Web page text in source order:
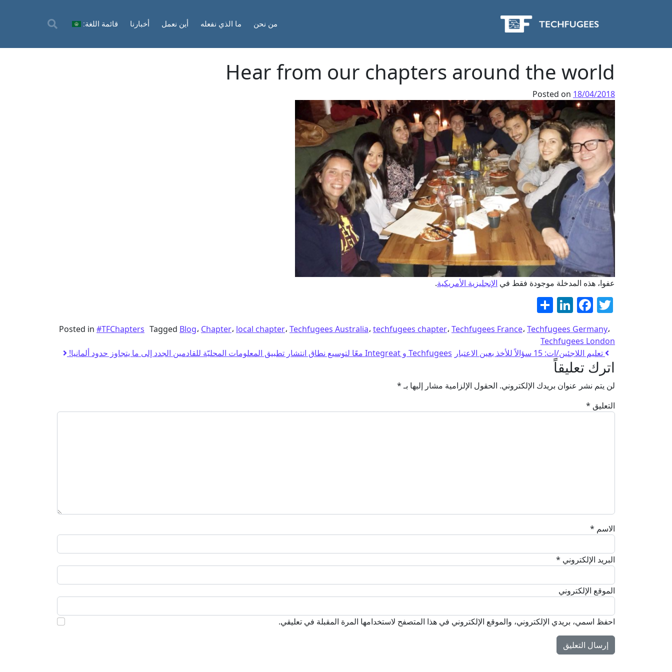
من نحن ما الذي نفعله أين نعمل أخبارنا قائمة اللغة:
Hear from our chapters around the world
Posted on 18/04/2018
عفوا، هذه المدخلة موجودة فقط في الإنجليزية الأمريكية.
Twitter
Facebook
LinkedIn
Posted in #TFChapters Tagged Blog، Chapter، local chapter، Techfugees Australia، techfugees chapter، Techfugees France، Techfugees Germany،
Techfugees London
تعليم اللاجئين/ات: 15 سؤالاً للأخذ بعين الاعتبار
Techfugees و Integreat معًا لتوسيع نطاق انتشار تطبيق المعلومات المحليّة للقادمين الجدد إلى ما يتجاوز حدود ألمانيا!
اترك تعليقاً
لن يتم نشر عنوان بريدك الإلكتروني. الحقول الإلزامية مشار إليها بـ*
التعليق *
الاسم *
البريد الإلكتروني *
الموقع الإلكتروني
احفظ اسمي، بريدي الإلكتروني، والموقع الإلكتروني في هذا المتصفح لاستخدامها المرة المقبلة في تعليقي.